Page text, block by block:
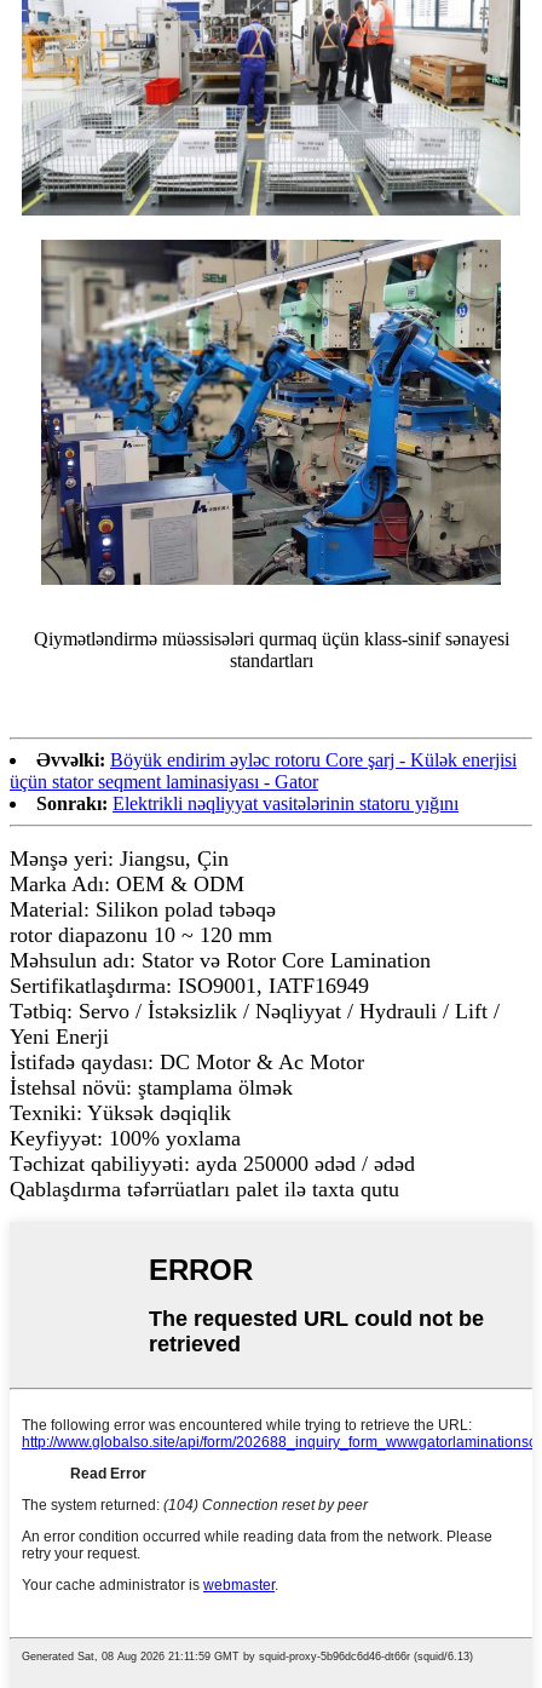
Qiymətləndirmə müəssisələri qurmaq üçün klass-sinif sənayesi
standartları
Əvvəlki: Böyük endirim əyləc rotoru Core şarj - Külək enerjisi
üçün stator seqment laminasiyası - Gator
Sonrakı: Elektrikli nəqliyyat vasitələrinin statoru yığını
Mənşə yeri: Jiangsu, Çin
Marka Adı: OEM & ODM
Material: Silikon polad təbəqə
rotor diapazonu 10 ~ 120 mm
Məhsulun adı: Stator və Rotor Core Lamination
Sertifikatlaşdırma: ISO9001, IATF16949
Tətbiq: Servo / İstəksizlik / Nəqliyyat / Hydrauli / Lift /
Yeni Enerji
İstifadə qaydası: DC Motor & Ac Motor
İstehsal növü: ştamplama ölmək
Texniki: Yüksək dəqiqlik
Keyfiyyət: 100% yoxlama
Təchizat qabiliyyəti: ayda 250000 ədəd / ədəd
Qablaşdırma təfərrüatları palet ilə taxta qutu